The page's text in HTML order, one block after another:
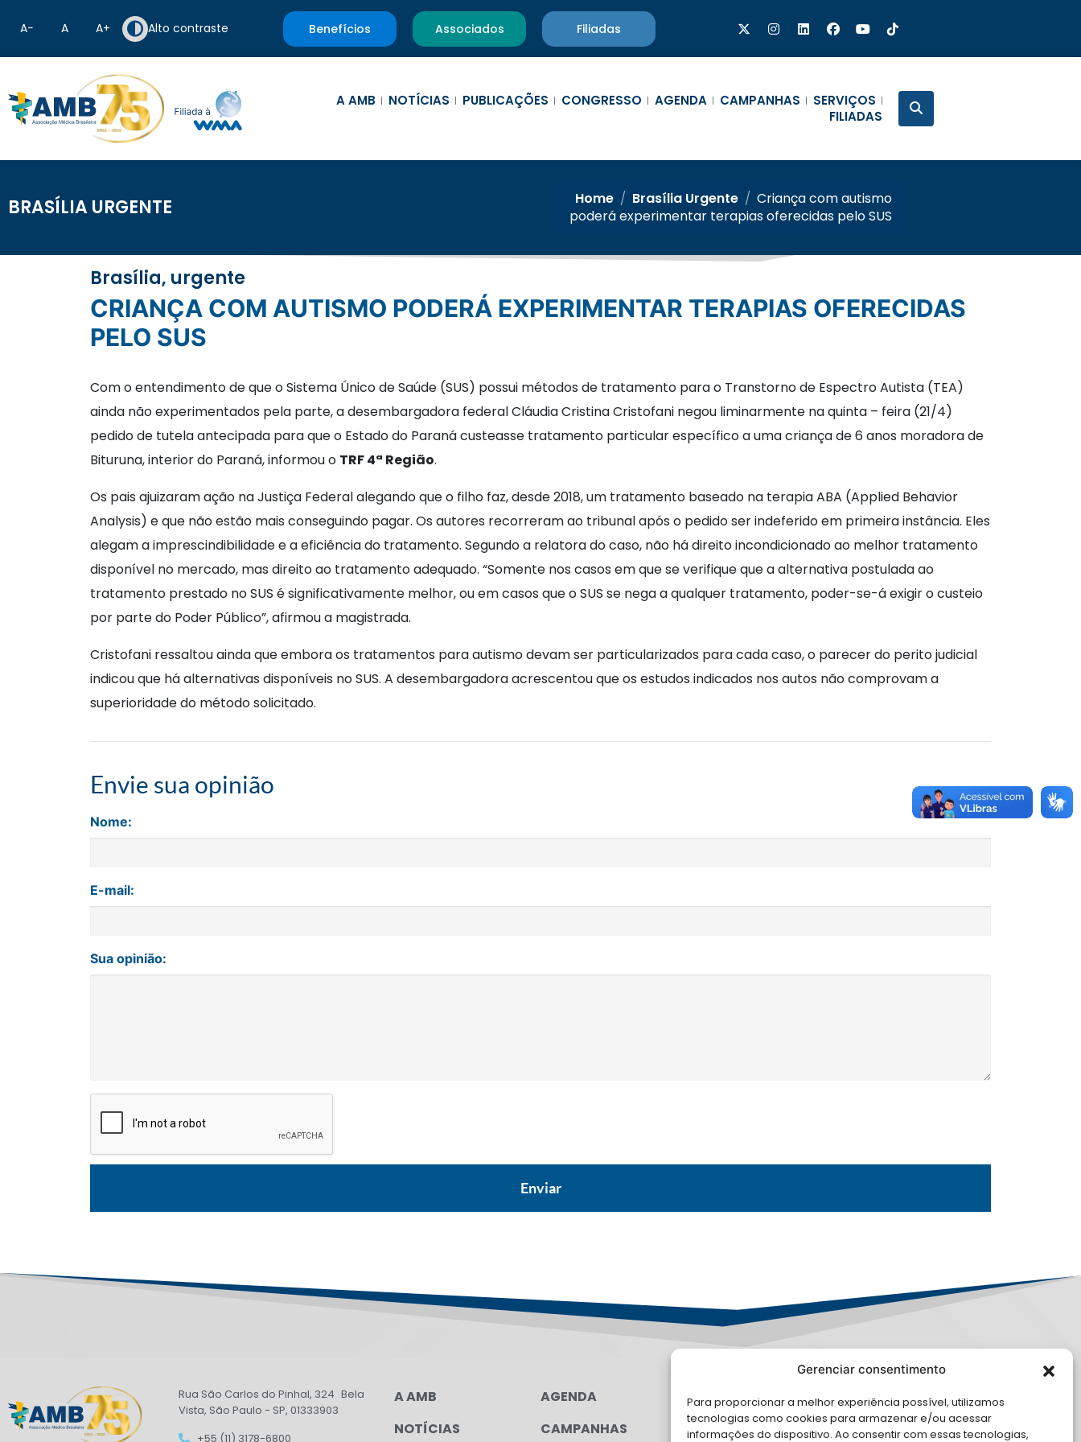
Gerenciar consentimento
Para proporcionar a melhor experiência possível, utilizamos
tecnologias como cookies para armazenar e/ou acessar
informações do dispositivo. Ao consentir com essas tecnologias,
A− A A+ Alto contraste Benefícios Associados Filiadas
A AMB NOTÍCIAS PUBLICAÇÕES CONGRESSO AGENDA CAMPANHAS
SERVIÇOS
FILIADAS
BRASÍLIA URGENTE Home / Brasília Urgente / Criança com autismo
poderá experimentar terapias oferecidas pelo SUS
Brasília, urgente
CRIANÇA COM AUTISMO PODERÁ EXPERIMENTAR TERAPIAS OFERECIDAS
PELO SUS
Com o entendimento de que o Sistema Único de Saúde (SUS) possui métodos de tratamento para o Transtorno de Espectro Autista (TEA)
ainda não experimentados pela parte, a desembargadora federal Cláudia Cristina Cristofani negou liminarmente na quinta – feira (21/4)
pedido de tutela antecipada para que o Estado do Paraná custeasse tratamento particular específico a uma criança de 6 anos moradora de
Bituruna, interior do Paraná, informou o TRF 4ª Região.
Os pais ajuizaram ação na Justiça Federal alegando que o filho faz, desde 2018, um tratamento baseado na terapia ABA (Applied Behavior
Analysis) e que não estão mais conseguindo pagar. Os autores recorreram ao tribunal após o pedido ser indeferido em primeira instância. Eles
alegam a imprescindibilidade e a eficiência do tratamento. Segundo a relatora do caso, não há direito incondicionado ao melhor tratamento
disponível no mercado, mas direito ao tratamento adequado. “Somente nos casos em que se verifique que a alternativa postulada ao
tratamento prestado no SUS é significativamente melhor, ou em casos que o SUS se nega a qualquer tratamento, poder-se-á exigir o custeio
por parte do Poder Público”, afirmou a magistrada.
Cristofani ressaltou ainda que embora os tratamentos para autismo devam ser particularizados para cada caso, o parecer do perito judicial
indicou que há alternativas disponíveis no SUS. A desembargadora acrescentou que os estudos indicados nos autos não comprovam a
superioridade do método solicitado.
Envie sua opinião
Nome:
E-mail:
Sua opinião:
Rua São Carlos do Pinhal, 324 Bela
Vista, São Paulo - SP, 01333903
+55 (11) 3178-6800
A AMB
NOTÍCIAS
AGENDA
CAMPANHAS
LGPD
FALE CONOSCO